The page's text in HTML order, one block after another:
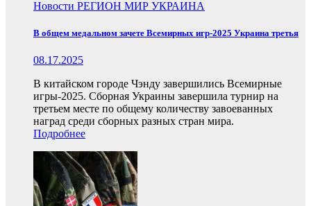
Новости РЕГИОН МИР УКРАИНА
В общем медальном зачете Всемирных игр-2025 Украина третья
08.17.2025
В китайском городе Чэнду завершились Всемирные
игры-2025. Сборная Украины завершила турнир на
третьем месте по общему количеству завоеванных
наград среди сборных разных стран мира.
Подробнее